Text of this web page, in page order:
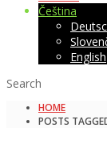
Čeština
English
Search
HOME
POSTS